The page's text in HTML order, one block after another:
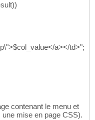
a></td>";
contenant le menu et
mise en page CSS).